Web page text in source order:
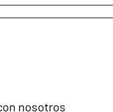
nosotros